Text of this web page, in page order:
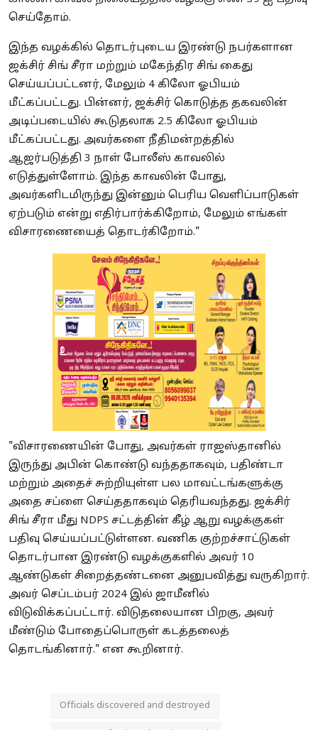
செய்தோம்.
இந்த வழக்கில் தொடர்புடைய இரண்டு நபர்களான
ஜக்சிர் சிங் சீரா மற்றும் மகேந்திர சிங் கைது
செய்யப்பட்டனர், மேலும் 4 கிலோ ஓபியம்
மீட்கப்பட்டது. பின்னர், ஜக்சிர் கொடுத்த தகவலின்
அடிப்படையில் கூடுதலாக 2.5 கிலோ ஓபியம்
மீட்கப்பட்டது. அவர்களை நீதிமன்றத்தில்
ஆஜர்படுத்தி 3 நாள் போலீஸ் காவலில்
எடுத்துள்ளோம். இந்த காவலின் போது, ​​
அவர்களிடமிருந்து இன்னும் பெரிய வெளிப்பாடுகள்
ஏற்படும் என்று எதிர்பார்க்கிறோம், மேலும் எங்கள்
விசாரணையைத் தொடர்கிறோம்."
"விசாரணையின் போது, ​​அவர்கள் ராஜஸ்தானில்
இருந்து அபின் கொண்டு வந்ததாகவும், பதிண்டா
மற்றும் அதைச் சுற்றியுள்ள பல மாவட்டங்களுக்கு
அதை சப்ளை செய்ததாகவும் தெரியவந்தது. ஜக்சிர்
சிங் சீரா மீது NDPS சட்டத்தின் கீழ் ஆறு வழக்குகள்
பதிவு செய்யப்பட்டுள்ளன. வணிக குற்றச்சாட்டுகள்
தொடர்பான இரண்டு வழக்குகளில் அவர் 10
ஆண்டுகள் சிறைத்தண்டனை அனுபவித்து வருகிறார்.
அவர் செப்டம்பர் 2024 இல் ஜாமீனில்
விடுவிக்கப்பட்டார். விடுதலையான பிறகு, அவர்
மீண்டும் போதைப்பொருள் கடத்தலைத்
தொடங்கினார்." என கூறினார்.
Officials discovered and destroyed